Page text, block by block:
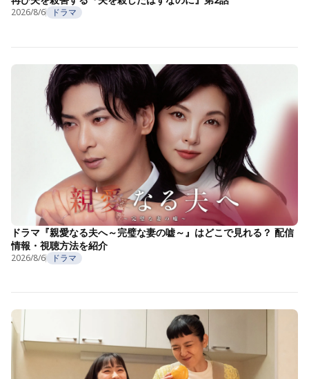
2026/8/6 ドラマ
ドラマ『親愛なる夫へ～完璧な妻の嘘～』はどこで見れる？ 配信
情報・視聴方法を紹介
2026/8/6 ドラマ